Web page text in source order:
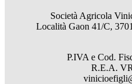
Società Agricola
Località Gaon 41/C,
P.IVA e Cod.
R.E.A. VR